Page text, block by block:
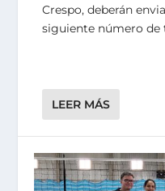
Crespo, deberán
siguiente número de
LEER MÁS